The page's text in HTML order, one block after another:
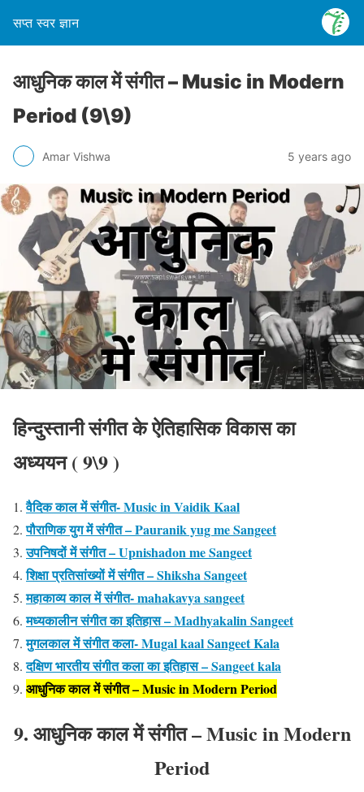
सप्त स्वर ज्ञान
आधुनिक काल में संगीत – Music in Modern
Period (9\9)
Amar Vishwa 5 years ago
हिन्दुस्तानी संगीत के ऐतिहासिक विकासका
अध्ययन(9\9)
वैदिक काल में संगीत- Music in Vaidik Kaal
पौराणिक युग में संगीत – Pauranik yug me Sangeet
उपनिषदों में संगीत – Upnishadon me Sangeet
शिक्षा प्रतिसांख्यों में संगीत – Shiksha Sangeet
महाकाव्य काल में संगीत- mahakavya sangeet
मध्यकालीन संगीत का इतिहास – Madhyakalin Sangeet
मुगलकाल में संगीत कला- Mugal kaal Sangeet Kala
दक्षिण भारतीय संगीत कला का इतिहास – Sangeet kala
आधुनिक काल में संगीत – Music in Modern Period
9. आधुनिक काल में संगीत – Music in Modern
Period